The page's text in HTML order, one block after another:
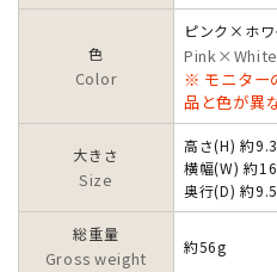
色
Color
ピンク×ホワ
Pink×White
※ モニター
品と色が異
大きさ
Size
高さ(H) 約
横幅(W) 約
奥行(D) 約
総重量
Gross weight
約56g